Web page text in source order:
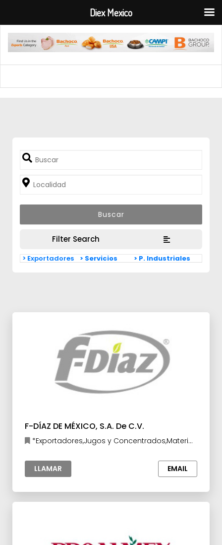
Filter Search
> Exportadores > Servicios > P. Industriales
F-DÍAZ DE MÉXICO, S.A. De C.V.
*Exportadores,Jugos y Concentrados,Materia
LLAMAR
EMAIL
Diex Mexico